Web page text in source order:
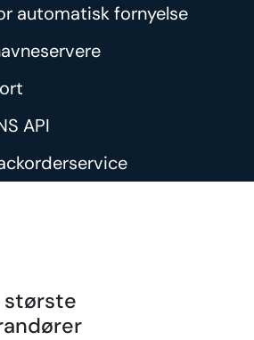
automatisk fornyelse
API
største